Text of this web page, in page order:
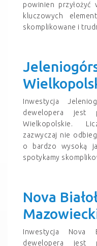
powinien przyłożyć
kluczowych
skomplikowane i
Inwestycja
dewelopera jest
Wielkopolskie.
zazwyczaj nie
o bardzo wysoką
spotykamy
Nova
Inwestycja Nova
dewelopera jest